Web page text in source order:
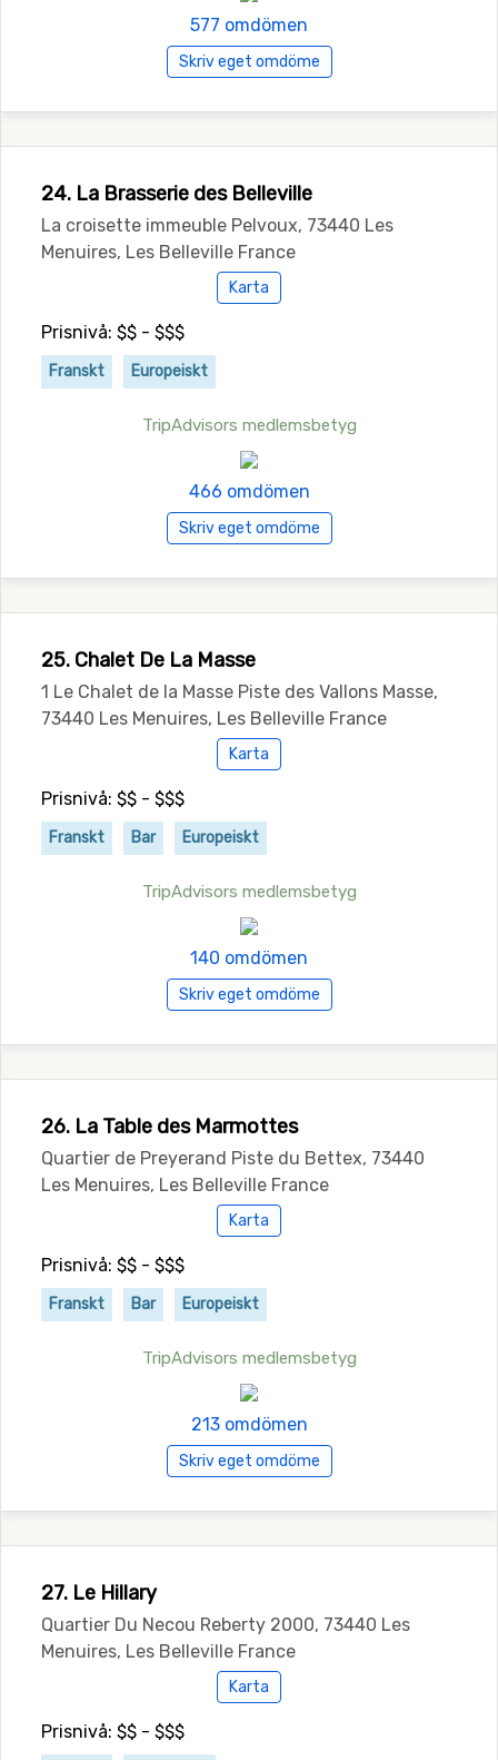
577 omdömen
Skriv eget omdöme
24. La Brasserie des Belleville
La croisette immeuble Pelvoux, 73440 Les
Menuires, Les Belleville France
Karta
Prisnivå: $$ - $$$
Franskt Europeiskt
TripAdvisors medlemsbetyg
466 omdömen
Skriv eget omdöme
25. Chalet De La Masse
1 Le Chalet de la Masse Piste des Vallons Masse,
73440 Les Menuires, Les Belleville France
Karta
Prisnivå: $$ - $$$
Franskt Bar Europeiskt
TripAdvisors medlemsbetyg
140 omdömen
Skriv eget omdöme
26. La Table des Marmottes
Quartier de Preyerand Piste du Bettex, 73440
Les Menuires, Les Belleville France
Karta
Prisnivå: $$ - $$$
Franskt Bar Europeiskt
TripAdvisors medlemsbetyg
213 omdömen
Skriv eget omdöme
27. Le Hillary
Quartier Du Necou Reberty 2000, 73440 Les
Menuires, Les Belleville France
Karta
Prisnivå: $$ - $$$